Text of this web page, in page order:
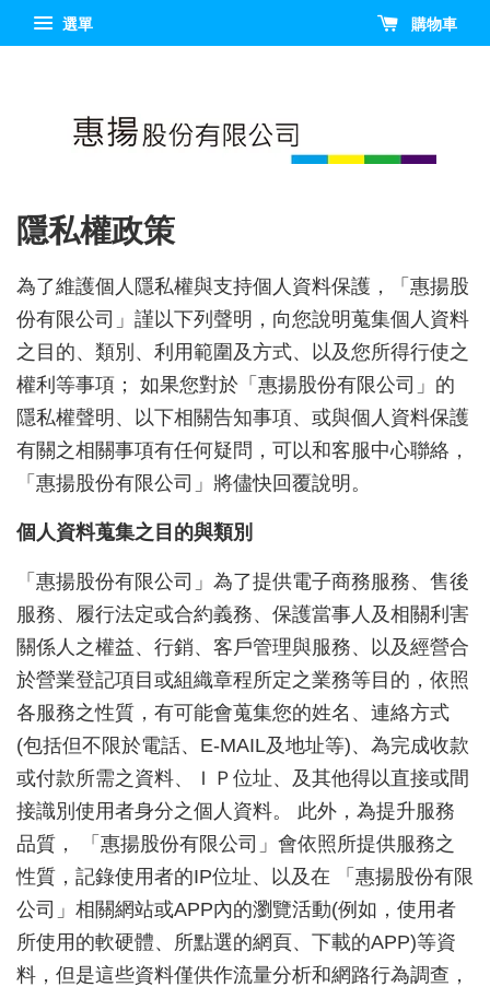
選單 購物車
隱私權政策
為了維護個人隱私權與支持個人資料保護，「惠揚股
份有限公司」謹以下列聲明，向您說明蒐集個人資料
之目的、類別、利用範圍及方式、以及您所得行使之
權利等事項； 如果您對於「惠揚股份有限公司」的
隱私權聲明、以下相關告知事項、或與個人資料保護
有關之相關事項有任何疑問，可以和客服中心聯絡，
「惠揚股份有限公司」將儘快回覆說明。
個人資料蒐集之目的與類別
「惠揚股份有限公司」為了提供電子商務服務、售後
服務、履行法定或合約義務、保護當事人及相關利害
關係人之權益、行銷、客戶管理與服務、以及經營合
於營業登記項目或組織章程所定之業務等目的，依照
各服務之性質，有可能會蒐集您的姓名、連絡方式
(包括但不限於電話、E-MAIL及地址等)、為完成收款
或付款所需之資料、ＩＰ位址、及其他得以直接或間
接識別使用者身分之個人資料。 此外，為提升服務
品質， 「惠揚股份有限公司」會依照所提供服務之
性質，記錄使用者的IP位址、以及在 「惠揚股份有限
公司」相關網站或APP內的瀏覽活動(例如，使用者
所使用的軟硬體、所點選的網頁、下載的APP)等資
料，但是這些資料僅供作流量分析和網路行為調查，